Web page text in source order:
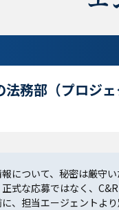
務部（プロジ
について、秘密は厳守い
式な応募ではなく、
、担当エージェントよ